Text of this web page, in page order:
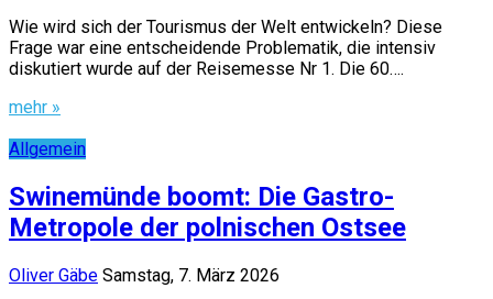
Wie wird sich der Tourismus der Welt entwickeln? Diese
Frage war eine entscheidende Problematik, die intensiv
diskutiert wurde auf der Reisemesse Nr 1. Die 60….
mehr »
Allgemein
Swinemünde boomt: Die Gastro-
Metropole der polnischen Ostsee
Oliver Gäbe Samstag, 7. März 2026